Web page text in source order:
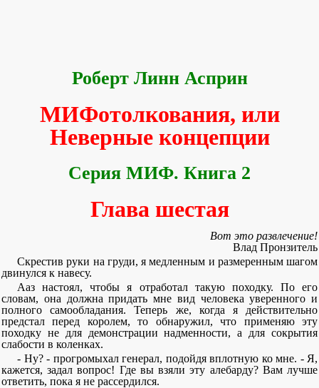
Роберт Линн Асприн
МИФотолкования, или
Неверные концепции
Серия МИФ. Книга 2
Глава шестая
Вот это развлечение!
Влад Пронзитель
Скрестив руки на груди, я медленным и размеренным шагом
двинулся к навесу.
Ааз настоял, чтобы я отработал такую походку. По его
словам, она должна придать мне вид человека уверенного и
полного самообладания. Теперь же, когда я действительно
предстал перед королем, то обнаружил, что применяю эту
походку не для демонстрации надменности, а для сокрытия
слабости в коленках.
- Ну? - прогромыхал генерал, подойдя вплотную ко мне. - Я,
кажется, задал вопрос! Где вы взяли эту алебарду? Вам лучше
ответить, пока я не рассердился.